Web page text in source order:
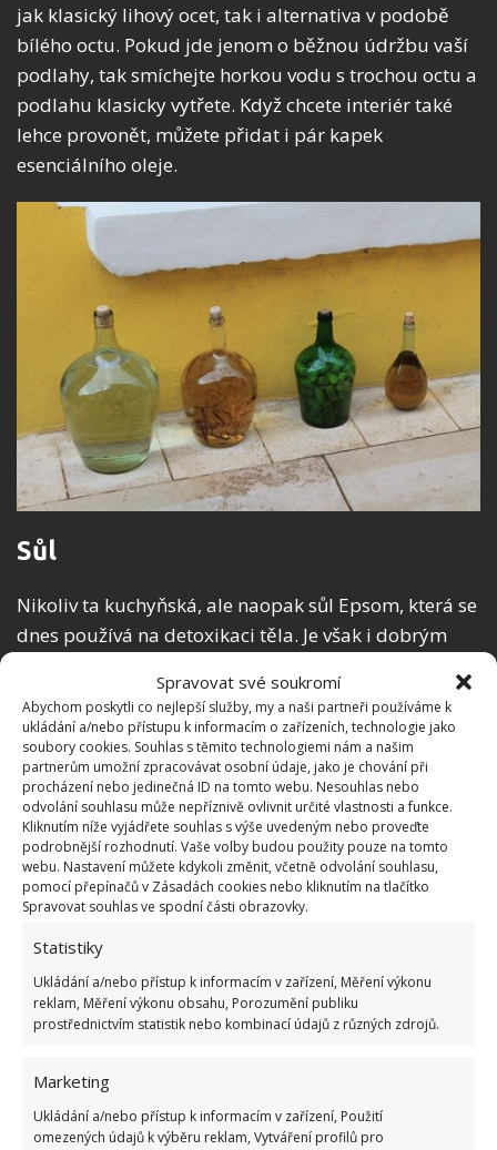
Spravovat své soukromí
Abychom poskytli co nejlepší služby, my a naši partneři používáme k
ukládání a/nebo přístupu k informacím o zařízeních, technologie jako
soubory cookies. Souhlas s těmito technologiemi nám a našim
partnerům umožní zpracovávat osobní údaje, jako je chování při
procházení nebo jedinečná ID na tomto webu. Nesouhlas nebo
odvolání souhlasu může nepříznivě ovlivnit určité vlastnosti a funkce.
Kliknutím níže vyjádřete souhlas s výše uvedeným nebo proveďte
podrobnější rozhodnutí. Vaše volby budou použity pouze na tomto
webu. Nastavení můžete kdykoli změnit, včetně odvolání souhlasu,
pomocí přepínačů v Zásadách cookies nebo kliknutím na tlačítko
Spravovat souhlas ve spodní části obrazovky.
Statistiky
Ukládání a/nebo přístup k informacím v zařízení, Měření výkonu
reklam, Měření výkonu obsahu, Porozumění publiku
prostřednictvím statistik nebo kombinací údajů z různých zdrojů.
Marketing
Ukládání a/nebo přístup k informacím v zařízení, Použití
omezených údajů k výběru reklam, Vytváření profilů pro
jak klasický lihový ocet, tak i alternativa v podobě
bílého octu. Pokud jde jenom o běžnou údržbu vaší
podlahy, tak smíchejte horkou vodu s trochou octu a
podlahu klasicky vytřete. Když chcete interiér také
lehce provonět, můžete přidat i pár kapek
esenciálního oleje.
Sůl
Nikoliv ta kuchyňská, ale naopak sůl Epsom, která se
dnes používá na detoxikaci těla. Je však i dobrým
sůl rozmíchat ve vodě a tu nalít do rozstřikovače.
Vodu následně aplikujte na podlahu, nechte působit
a potom klasicky setřete. A podlaha bude jako nová.
Pokud je znečištění dlažby opravdu velké, můžete
využít stejnou metodu jako s jedlou sodou a
s pomocí vody a této soli vytvořit čisticí pastu.